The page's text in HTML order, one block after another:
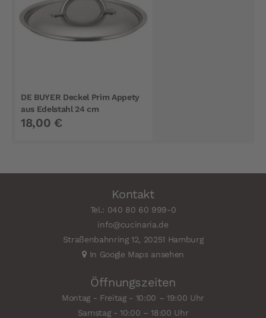
DE BUYER Deckel Prim Appety
aus Edelstahl 24 cm
18,00 €
Kontakt
Tel.: 040 80 60 999-0
info@cucinaria.de
Straßenbahnring 12, 20251 Hamburg
In Google Maps ansehen
Öffnungszeiten
Montag - Freitag - 10:00 – 19:00 Uhr
Samstag - 10:00 – 18:00 Uhr